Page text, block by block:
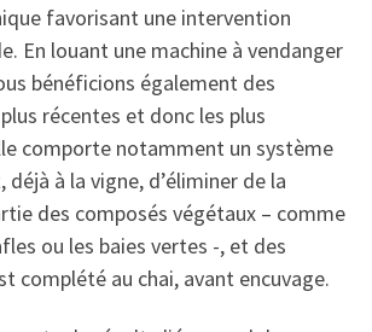
favorisant une intervention
En louant une machine à vendanger
bénéficions également des
récentes et donc les plus
comporte notamment un système
à la vigne, d’éliminer de la
des composés végétaux – comme
ou les baies vertes -, et des
complété au chai, avant encuvage.